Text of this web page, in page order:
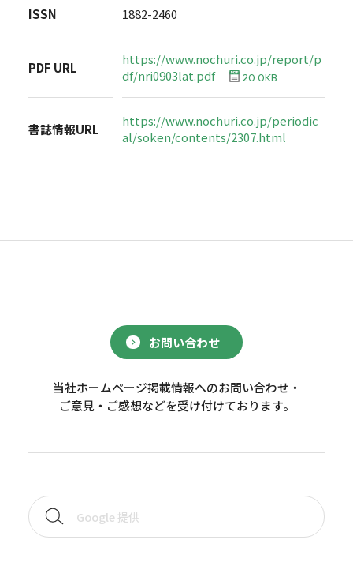
ISSN 1882-2460
PDF URL
https://www.nochuri.co.jp/report/p
df/nri0903lat.pdf
20.0KB
書誌情報URL
https://www.nochuri.co.jp/periodic
al/soken/contents/2307.html
お問い合わせ
当社ホームページ掲載情報へのお問い合わせ・
ご意見・ご感想などを受け付けております。